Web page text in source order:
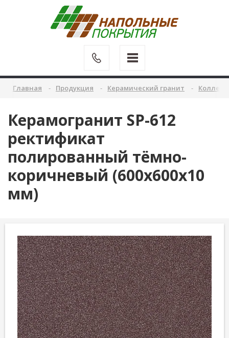
Главная Продукция Керамический гранит
Керамогранит SP-612
ректификат
полированный тёмно-
коричневый (600х600х10
мм)